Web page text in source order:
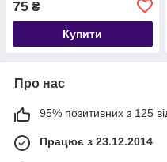
75 ₴
Купити
Про нас
95% позитивних з 125
Працює з 23.12.2014